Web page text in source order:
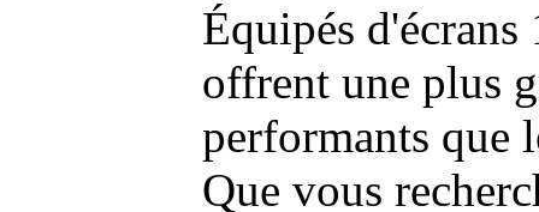
Équipés
offrent une plus
performants que
Que vous